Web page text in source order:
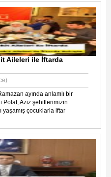
Aileleri ile İftarda
ayında anlamlı bir
Polat, Aziz şehitlerimizin
yaşamış çocuklarla iftar